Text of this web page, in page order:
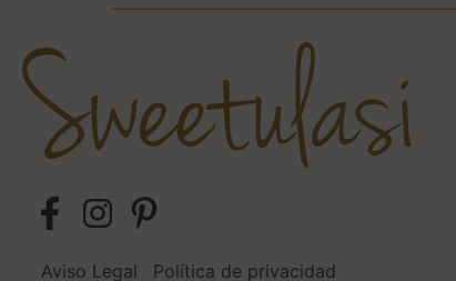
Aviso Legal Política de privacidad